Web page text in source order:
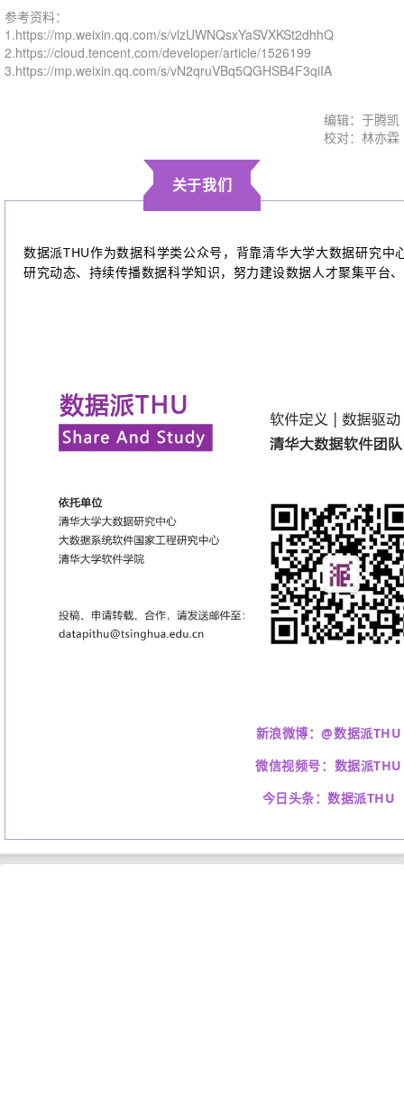
参考资料：
1.https://mp.weixin.qq.com/s/vlzUWNQsxYaSVXKSt2dhhQ
2.https://cloud.tencent.com/developer/article/1526199
3.https://mp.weixin.qq.com/s/vN2qruVBq5QGHSB4F3qiIA
编辑：于腾凯
校对： 林亦霖
关于我们
数据派THU作为数据科学类公众号，背靠清华大学大数据研究中
研究动态、持续传播数据科学知识，努力建设数据人才聚集平台
新浪微博：@数据派THU
微信视频号： 数据派THU
今日头条：数据派THU